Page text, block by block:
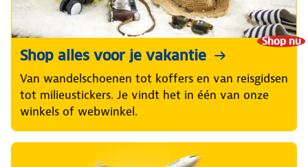
Shop nu
Shop alles voor je vakantie
Van wandelschoenen tot koffers en van reisgidsen
tot milieustickers. Je vindt het in één van onze
winkels of webwinkel.